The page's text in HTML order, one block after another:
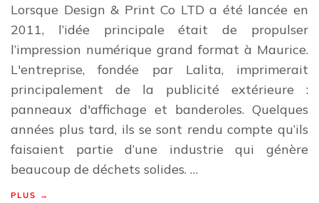
Lorsque Design & Print Co LTD a été lancée en
2011, l’idée principale était de propulser
l’impression numérique grand format à Maurice.
L'entreprise, fondée par Lalita, imprimerait
principalement de la publicité extérieure :
panneaux d'affichage et banderoles. Quelques
années plus tard, ils se sont rendu compte qu’ils
faisaient partie d’une industrie qui génère
beaucoup de déchets solides. …
PLUS →